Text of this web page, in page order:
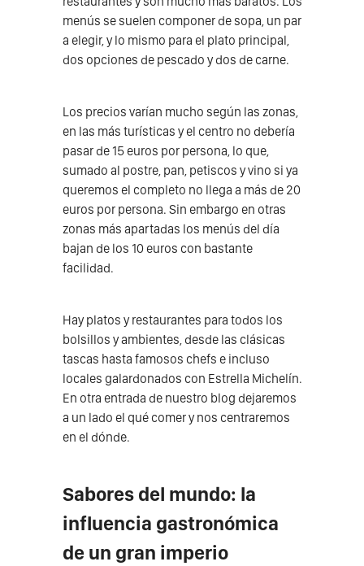
menús se suelen componer de sopa, un par
a elegir, y lo mismo para el plato principal,
dos opciones de pescado y dos de carne.
Los precios varían mucho según las zonas,
en las más turísticas y el centro no debería
pasar de 15 euros por persona, lo que,
sumado al postre, pan, petiscos y vino si ya
queremos el completo no llega a más de 20
euros por persona. Sin embargo en otras
zonas más apartadas los menús del día
bajan de los 10 euros con bastante
facilidad.
Hay platos y restaurantes para todos los
bolsillos y ambientes, desde las clásicas
tascas hasta famosos chefs e incluso
locales galardonados con Estrella Michelín.
En otra entrada de nuestro blog dejaremos
a un lado el qué comer y nos centraremos
en el dónde.
Sabores del mundo: la
influencia gastronómica
de un gran imperio